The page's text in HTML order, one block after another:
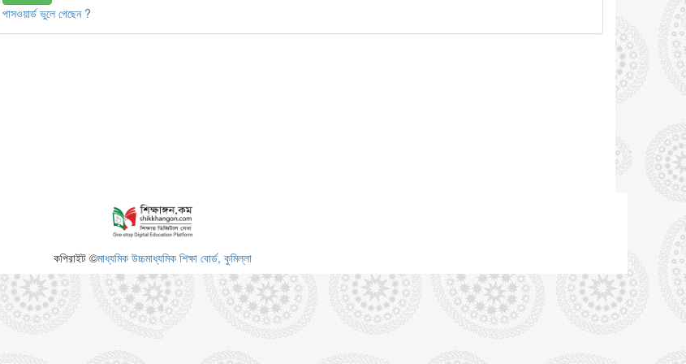
পাসওয়ার্ড ভুলে গেছেন ?
কপিরাইট ©মাধ্যমিক উচ্চমাধ্যমিক শিক্ষা বোর্ড, কুমিল্লা